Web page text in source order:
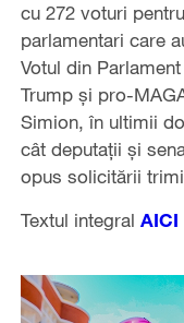
cu 272 voturi
parlamentari care
Votul din
Trump şi pro-
Simion, în ultimii
cât deputaţii şi
opus solicitării
Textul integral AICI